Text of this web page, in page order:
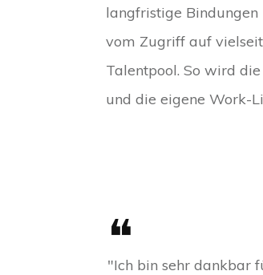
langfristige
vom Zugriff auf
Talentpool. So wird
und die eigene Work-
❝
"Ich bin sehr dankbar